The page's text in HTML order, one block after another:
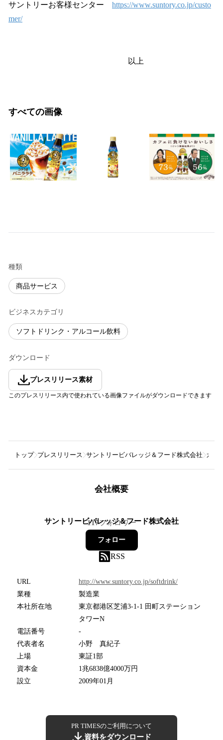
サントリーお客様センター https://www.suntory.co.jp/custo
mer/
以上
すべての画像
種類
商品サービス
ビジネスカテゴリ
ソフトドリンク・アルコール飲料
ダウンロード
プレスリリース素材
このプレスリリース内で使われている画像ファイルがダウンロードできます
トップ プレスリリース サントリービバレッジ＆フード株式会社 カフ
会社概要
サントリービバレッジ＆フード株式会社
117フォロワー
フォロー
RSS
URL
http://www.suntory.co.jp/softdrink/
業種
製造業
本社所在地
東京都港区芝浦3-1-1 田町ステーション
タワーN
電話番号
-
代表者名
小野 真紀子
上場
東証1部
資本金
1兆6838億4000万円
設立
2009年01月
PR TIMESのご利用について
資料をダウンロード